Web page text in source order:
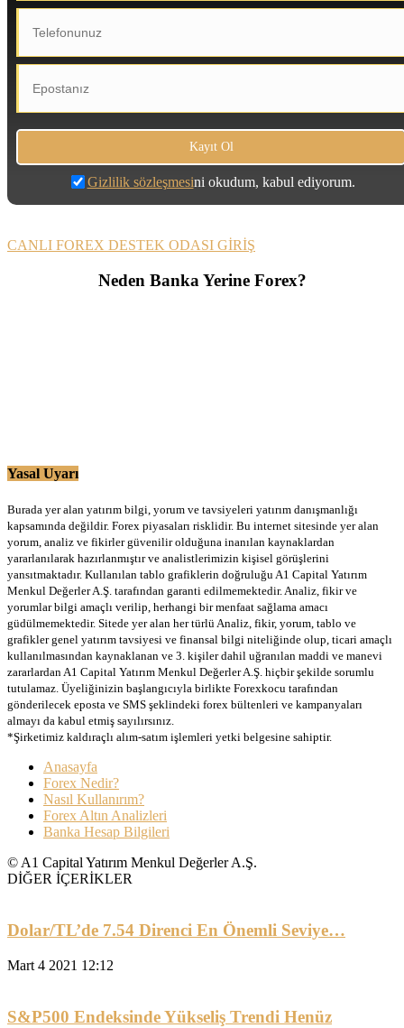
Gizlilik sözleşmesini okudum, kabul ediyorum.
CANLI FOREX DESTEK ODASI GİRİŞ
Neden Banka Yerine Forex?
Yasal Uyarı
Burada yer alan yatırım bilgi, yorum ve tavsiyeleri yatırım danışmanlığı
kapsamında değildir. Forex piyasaları risklidir. Bu internet sitesinde yer alan
yorum, analiz ve fikirler güvenilir olduğuna inanılan kaynaklardan
yararlanılarak hazırlanmıştır ve analistlerimizin kişisel görüşlerini
yansıtmaktadır. Kullanılan tablo grafiklerin doğruluğu A1 Capital Yatırım
Menkul Değerler A.Ş. tarafından garanti edilmemektedir. Analiz, fikir ve
yorumlar bilgi amaçlı verilip, herhangi bir menfaat sağlama amacı
güdülmemektedir. Sitede yer alan her türlü Analiz, fikir, yorum, tablo ve
grafikler genel yatırım tavsiyesi ve finansal bilgi niteliğinde olup, ticari amaçlı
kullanılmasından kaynaklanan ve 3. kişiler dahil uğranılan maddi ve manevi
zararlardan A1 Capital Yatırım Menkul Değerler A.Ş. hiçbir şekilde sorumlu
tutulamaz. Üyeliğinizin başlangıcıyla birlikte Forexkocu tarafından
gönderilecek eposta ve SMS şeklindeki forex bültenleri ve kampanyaları
almayı da kabul etmiş sayılırsınız.
*Şirketimiz kaldıraçlı alım-satım işlemleri yetki belgesine sahiptir.
Anasayfa
Forex Nedir?
Nasıl Kullanırım?
Forex Altın Analizleri
Banka Hesap Bilgileri
© A1 Capital Yatırım Menkul Değerler A.Ş.
DİĞER İÇERİKLER
Dolar/TL’de 7.54 Direnci En Önemli Seviye…
Mart 4 2021 12:12
S&P500 Endeksinde Yükseliş Trendi Henüz